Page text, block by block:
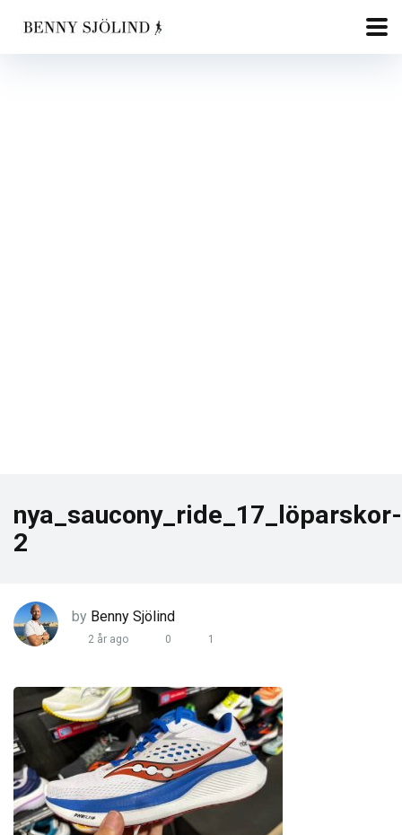
nya_saucony_ride_17_löparskor-
2
by Benny Sjölind
2 år ago 0 1